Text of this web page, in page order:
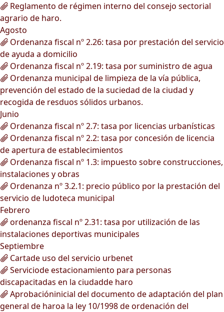
Reglamento de régimen interno del consejo sectorial
agrario de haro.
Agosto
Ordenanza fiscal nº 2.26: tasa por prestación del servicio
de ayuda a domicilio
Ordenanza fiscal nº 2.19: tasa por suministro de agua
Ordenanza municipal de limpieza de la vía pública,
prevención del estado de la suciedad de la ciudad y
recogida de resduos sólidos urbanos.
Junio
Ordenanza fiscal nº 2.7: tasa por licencias urbanísticas
Ordenanza fiscal nº 2.2: tasa por concesión de licencia
de apertura de establecimientos
Ordenanza fiscal nº 1.3: impuesto sobre construcciones,
instalaciones y obras
Ordenanza nº 3.2.1: precio público por la prestación del
servicio de ludoteca municipal
Febrero
ordenanza fiscal nº 2.31: tasa por utilización de las
instalaciones deportivas municipales
Septiembre
Cartade uso del servicio urbenet
Serviciode estacionamiento para personas
discapacitadas en la ciudadde haro
Aprobacióninicial del documento de adaptación del plan
general de haroa la ley 10/1998 de ordenación del